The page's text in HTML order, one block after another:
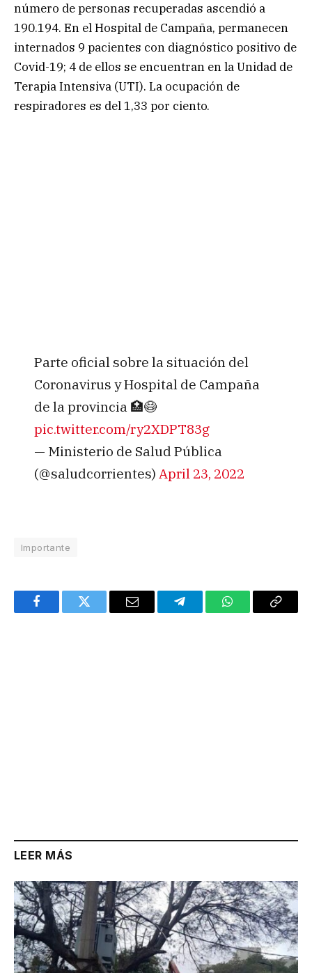
número de personas recuperadas ascendió a
190.194. En el Hospital de Campaña, permanecen
internados 9 pacientes con diagnóstico positivo de
Covid-19; 4 de ellos se encuentran en la Unidad de
Terapia Intensiva (UTI). La ocupación de
respiradores es del 1,33 por ciento.
Parte oficial sobre la situación del
Coronavirus y Hospital de Campaña
de la provincia 🏥😷
pic.twitter.com/ry2XDPT83g
— Ministerio de Salud Pública
(@saludcorrientes) April 23, 2022
Importante
FacebookTwitter Email TelegramWhatsAppCopy
LEER MÁS